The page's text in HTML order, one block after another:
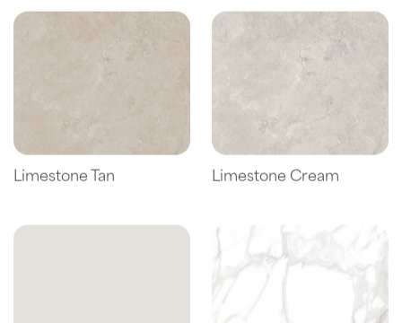
Limestone Tan Limestone Cream